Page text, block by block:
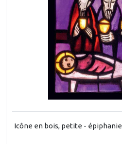
Icône en bois, petite - épiphanie